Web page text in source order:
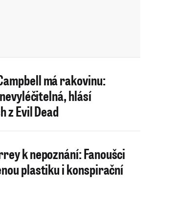
má rakovinu:
hlásí
z Evil Dead
k nepoznání: Fanoušci
plastiku i konspirační